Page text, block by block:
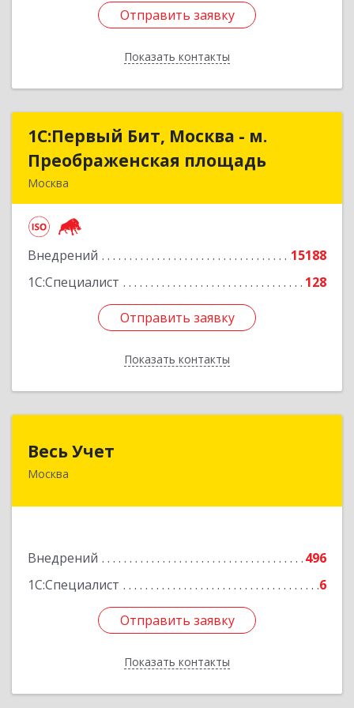
Отправить заявку
Показать контакты
Отправить заявку
Назад
1С:Первый Бит, Москва - м.
Преображенская площадь
Москва
Внедрений
15188
1С:Специалист
128
Отправить заявку
Показать контакты
1С:Первый Бит, Москва - м.
Преображенская площадь
Подробнее
Отправить заявку
Назад
Весь Учет
Москва
Внедрений
496
1С:Специалист
6
Отправить заявку
Показать контакты
109004, Москва г, Николоямская ул, дом № 52,
Отправить заявку
Назад